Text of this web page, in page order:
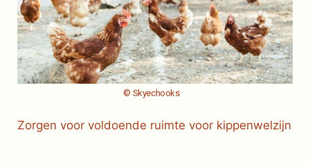
© Skyechooks
Zorgen voor voldoende ruimte voor kippenwelzijn